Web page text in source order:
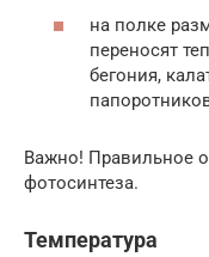
на полке
переносят
бегония,
Важно! Правильное
фотосинтеза.
Температура